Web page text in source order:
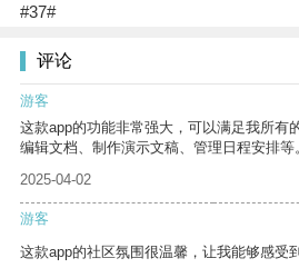
#37#
评论
游客
这款app的功能非常强大，可以满足我所有
编辑文档、制作演示文稿、管理日程安排等
2025-04-02
游客
这款app的社区氛围很温馨，让我能够感受